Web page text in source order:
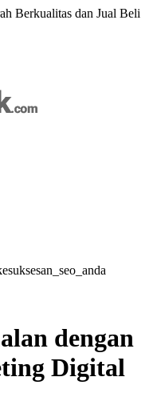
Berkualitas dan Jual Beli
dengan
Digital